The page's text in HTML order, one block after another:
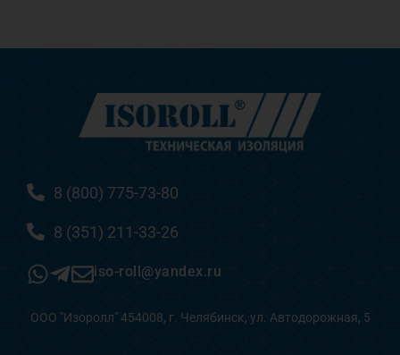
8 (800) 775-73-80
8 (351) 211-33-26
iso-roll@yandex.ru
ООО "Изоролл" 454008, г. Челябинск, ул. Автодорожная, 5